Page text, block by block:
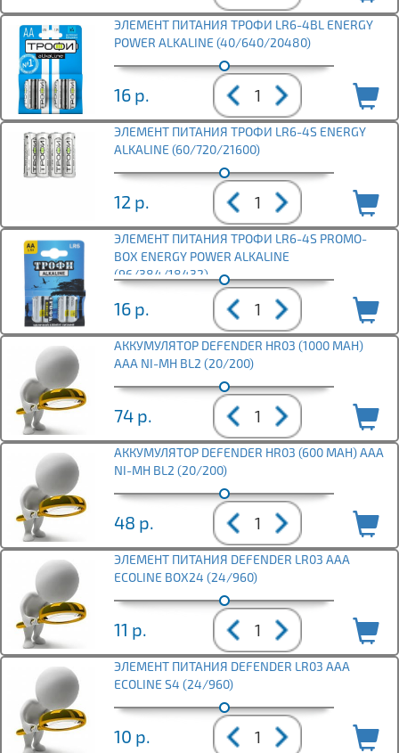
ЭЛЕМЕНТ ПИТАНИЯ ТРОФИ LR6-4BL ENERGY
POWER ALKALINE (40/640/20480)
16 р.
ЭЛЕМЕНТ ПИТАНИЯ ТРОФИ LR6-4S ENERGY
ALKALINE (60/720/21600)
12 р.
ЭЛЕМЕНТ ПИТАНИЯ ТРОФИ LR6-4S PROMO-
BOX ENERGY POWER ALKALINE
(96/384/18432)
16 р.
АККУМУЛЯТОР DEFENDER HR03 (1000 MAH)
ААА NI-MH BL2 (20/200)
74 р.
АККУМУЛЯТОР DEFENDER HR03 (600 MAH) ААА
NI-MH BL2 (20/200)
48 р.
ЭЛЕМЕНТ ПИТАНИЯ DEFENDER LR03 ААА
ECOLINE BOX24 (24/960)
11 р.
ЭЛЕМЕНТ ПИТАНИЯ DEFENDER LR03 ААА
ECOLINE S4 (24/960)
10 р.